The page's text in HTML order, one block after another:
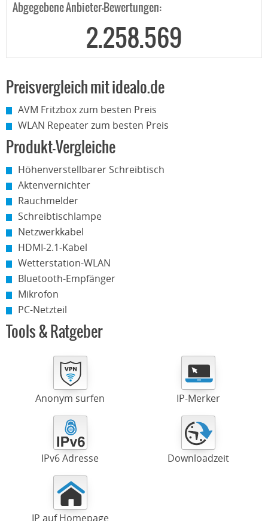
Abgegebene Anbieter-Bewertungen:
2.258.569
Preisvergleich mit idealo.de
AVM Fritzbox zum besten Preis
WLAN Repeater zum besten Preis
Produkt-Vergleiche
Höhenverstellbarer Schreibtisch
Aktenvernichter
Rauchmelder
Schreibtischlampe
Netzwerkkabel
HDMI-2.1-Kabel
Wetterstation-WLAN
Bluetooth-Empfänger
Mikrofon
PC-Netzteil
Tools & Ratgeber
Anonym surfen IP-Merker
IPv6 Adresse Downloadzeit
IP auf Homepage